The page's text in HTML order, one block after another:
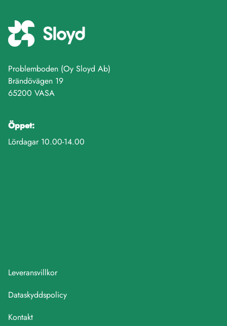
Problemboden (Oy Sloyd Ab)
Brändövägen 19
65200 VASA
Öppet:
Lördagar 10.00-14.00
Leveransvillkor
Dataskyddspolicy
Kontakt